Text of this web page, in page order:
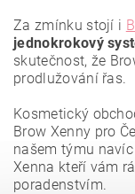
Vložením
osobních údajů.
Za zmínku stojí i
jednokrokový
skutečnost, že
prodlužování řas.
Kosmetický
Brow Xenny pro
našem týmu
Xenna kteří vám
poradenstvím.